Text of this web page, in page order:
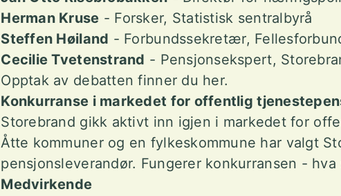
Herman Kruse - Forsker, Statistisk sentralbyrå
Steffen Høiland - Forbundssekretær,
Cecilie Tvetenstrand - Pensjonsekspert,
Opptak av debatten finner du her.
Konkurranse i markedet for offentlig
Storebrand gikk aktivt inn igjen i markedet for
Åtte kommuner og en fylkeskommune har valgt
pensjonsleverandør. Fungerer konkurransen - hva
Medvirkende